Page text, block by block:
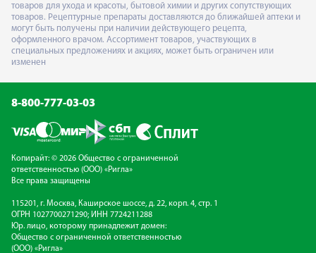
товаров для ухода и красоты, бытовой химии и других сопутствующих
товаров. Рецептурные препараты доставляются до ближайшей аптеки и
могут быть получены при наличии действующего рецепта,
оформленного врачом. Ассортимент товаров, участвующих в
специальных предложениях и акциях, может быть ограничен или
изменен
8-800-777-03-03
Копирайт: © 2026 Общество с ограниченной
ответственностью (ООО) «Ригла»
Все права защищены
115201, г. Москва, Каширское шоссе, д. 22, корп. 4, стр. 1
ОГРН 1027700271290; ИНН 7724211288
Юр. лицо, которому принадлежит домен:
Общество с ограниченной ответственностью
(ООО) «Ригла»